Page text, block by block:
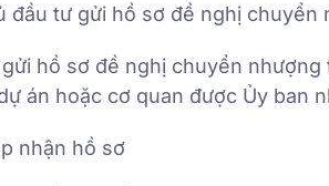
đầu tư gửi hồ sơ đề nghị chuyển
hồ sơ đề nghị chuyển
án hoặc cơ quan được Ủy ban
nhận hồ sơ